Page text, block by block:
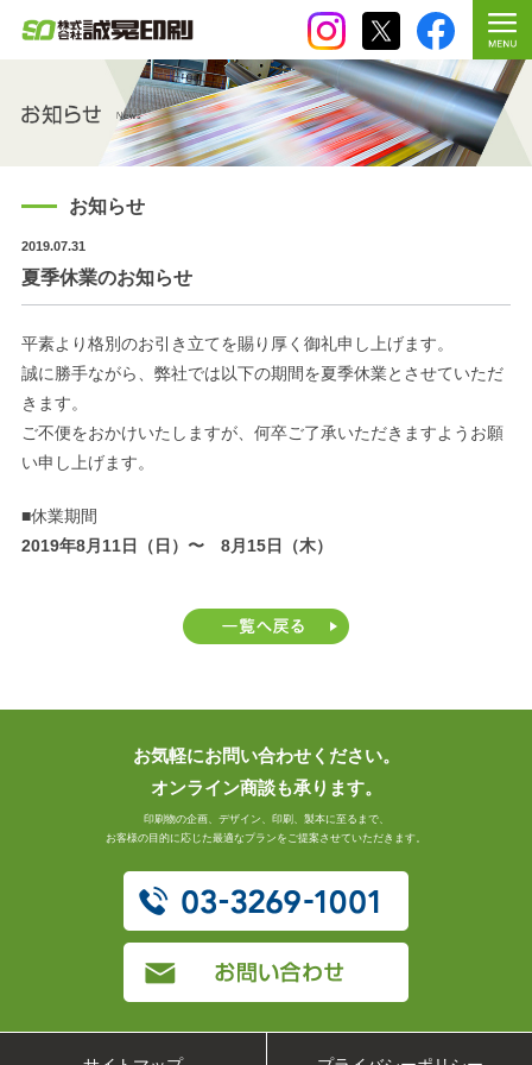
お知らせ
2019.07.31
夏季休業のお知らせ
平素より格別のお引き立てを賜り厚く御礼申し上げます。
誠に勝手ながら、弊社では以下の期間を夏季休業とさせていただ
きます。
ご不便をおかけいたしますが、何卒ご了承いただきますようお願
い申し上げます。
■休業期間
2019年8月11日（日）〜 8月15日（木）
お気軽にお問い合わせください。
オンライン商談も承ります。
印刷物の企画、デザイン、印刷、製本に至るまで、
お客様の目的に応じた最適なプランをご提案させていただきます。